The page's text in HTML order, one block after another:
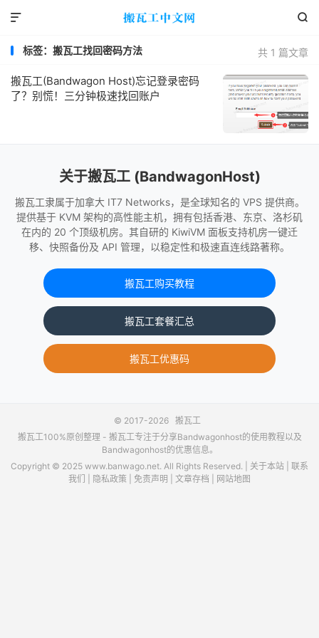


共 1 篇文章
标签：搬瓦工找回密码方法
搬瓦工(Bandwagon Host)忘记登录密码
了？别慌！三分钟极速找回账户
关于搬瓦工 (BandwagonHost)
搬瓦工隶属于加拿大 IT7 Networks，是全球知名的 VPS 提供商。
提供基于 KVM 架构的高性能主机，拥有包括香港、东京、洛杉矶
在内的 20 个顶级机房。其自研的 KiwiVM 面板支持机房一键迁
移、快照备份及 API 管理，以稳定性和极速直连线路著称。
搬瓦工购买教程
搬瓦工套餐汇总
搬瓦工优惠码
© 2017-2026 搬瓦工
搬瓦工100%原创整理 - 搬瓦工专注于分享Bandwagonhost的使用教程以及
Bandwagonhost的优惠信息。
Copyright © 2025 www.banwago.net. All Rights Reserved. | 关于本站
联系
我们
隐私政策 免责声明 文章存档 网站地图